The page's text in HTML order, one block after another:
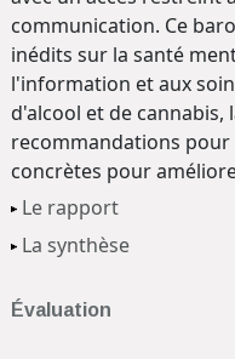
communication. Ce
inédits sur la santé
l'information et aux
d'alcool et de cannabis,
recommandations pour
concrètes pour
Le rapport
La synthèse
Évaluation